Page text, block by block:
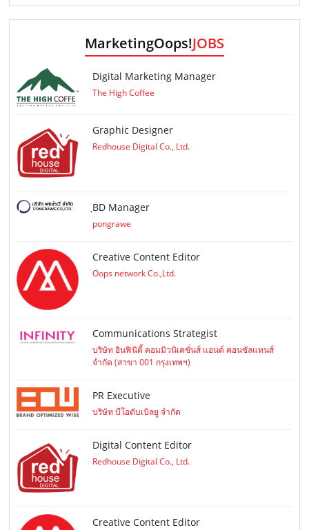
MarketingOops!JOBS
Digital Marketing Manager
The High Coffee
Graphic Designer
Redhouse Digital Co., Ltd.
ฺBD Manager
pongrawe
Creative Content Editor
Oops network Co.,Ltd.
Communications Strategist
บริษัท อินฟินิตี้ คอมมิวนิเคชั่นส์ แอนด์ คอนซัลแทนส์
จำกัด (สาขา 001 กรุงเทพฯ)
PR Executive
บริษัท บีโอดับเบิลยู จำกัด
Digital Content Editor
Redhouse Digital Co., Ltd.
Creative Content Editor